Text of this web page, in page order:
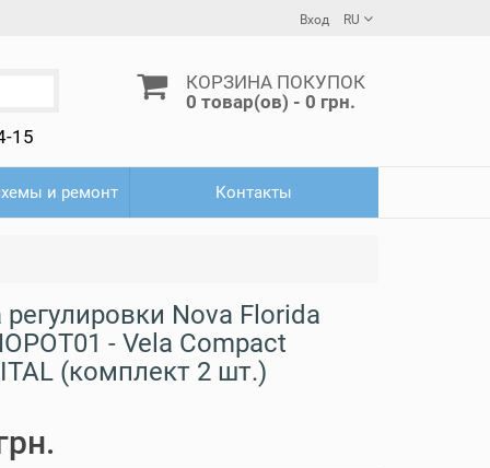
Вход RU
15
КОРЗИНА ПОКУПОК
0 товар(ов) - 0 грн.
и ремонт Контакты
регулировки Nova Florida
- Vela Compact
(комплект 2 шт.)